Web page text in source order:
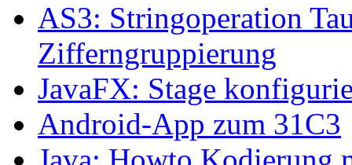
AS3: Stringoperation
Zifferngruppierung
JavaFX: Stage
Android-App zum 31C3